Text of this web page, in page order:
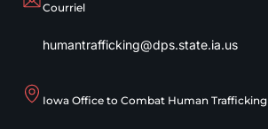
Courriel
humantrafficking@dps.state.ia.us
Iowa Office to Combat Human Trafficking